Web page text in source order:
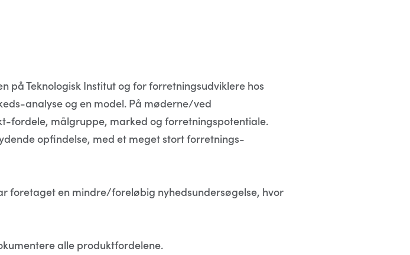
Teknologisk Institut og for forretningsudviklere hos
analyse og en model. På møderne/ved
fordele, målgruppe, marked og forretningspotentiale.
opfindelse, med et meget stort forretnings-
foretaget en mindre/foreløbig nyhedsundersøgelse, hvor
alle produktfordelene.